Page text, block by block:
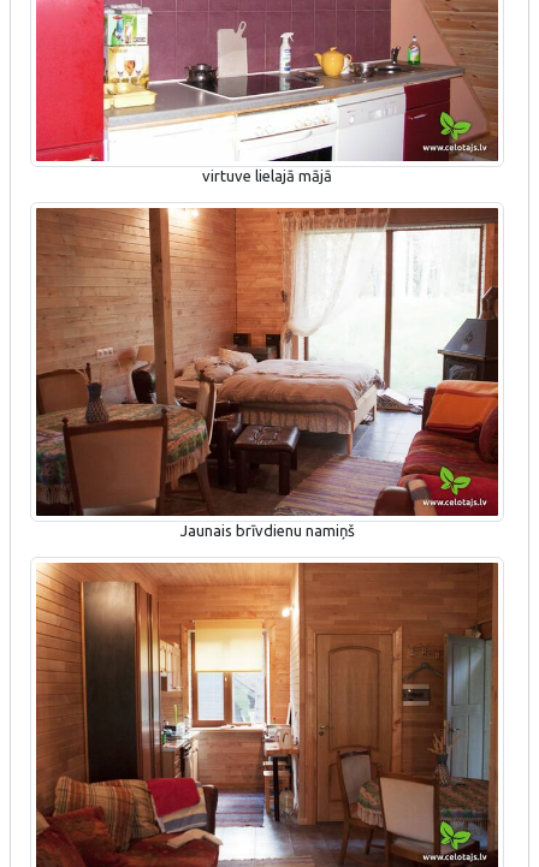
virtuve lielajā mājā
Jaunais brīvdienu namiņš